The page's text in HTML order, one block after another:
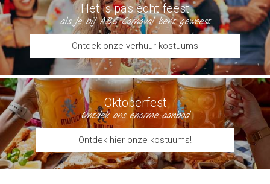
Het is pas echt feest
als je bij ABC Carnaval bent geweest
Ontdek onze verhuur kostuums
Oktoberfest
Ontdek ons enorme aanbod
Ontdek hier onze kostuums!